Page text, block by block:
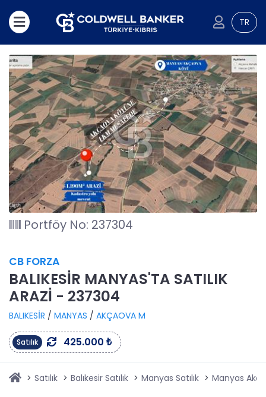
TR
Portföy No: 237304
CB FORZA
BALIKESİR MANYAS'TA SATILIK
ARAZİ - 237304
BALIKESİR / MANYAS / AKÇAOVA M
Satılık 425.000 ₺
Satılık Balıkesir Satılık Manyas Satılık Manyas